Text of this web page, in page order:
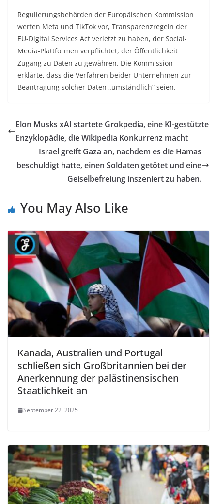
Regulierungsbehörden der Europäischen Kommission
werfen Meta und TikTok vor, Transparenzregeln der
EU-Digital Services Act verletzt zu haben, der Social-
Media-Plattformen verpflichtet, der Öffentlichkeit
Zugang zu Daten zu gewähren. Die Kommission
erklärte, dass die Verfahren beider Unternehmen zur
Beantragung solcher Daten „umständlich“ seien.
Elon Musks xAI startete Grokpedia, eine KI-gestützte
Enzyklopädie, die Wikipedia Konkurrenz macht
Israel greift Gaza an, nachdem es die Hamas
beschuldigt hatte, einen Soldaten getötet und eine
Geiselbefreiung inszeniert zu haben.
You May Also Like
Kanada, Australien und Portugal
schließen sich Großbritannien bei der
Anerkennung der palästinensischen
Staatlichkeit an
September 22, 2025